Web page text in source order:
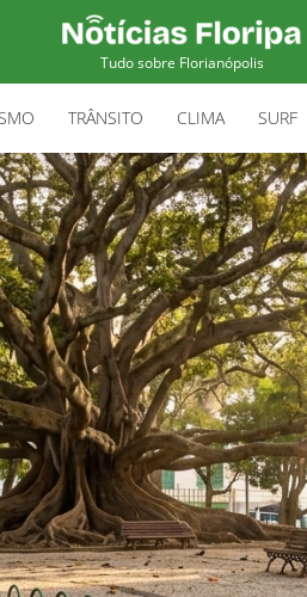
Tudo sobre Florianópolis
TRÂNSITO CLIMA SURF